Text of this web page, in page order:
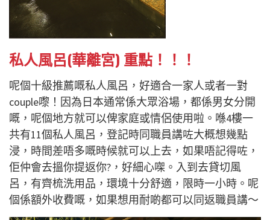
私人風呂(華離宮) 重點！！！
呢個十級推薦嘅私人風呂，好適合一家人或者一對
couple嚟！因為日本通常係大眾浴場，都係男女分開
嘅，呢個地方就可以俾家庭或情侶使用啦。喺4樓一
共有11個私人風呂，登記時同職員講咗大概想幾點
浸，時間差唔多嘅時候就可以上去，如果唔記得咗，
佢仲會去搵你提返你?，好細心㗎。入到去貸切風
呂，有齊梳洗用品，環境十分舒適，限時一小時。呢
個係額外收費嘅，如果想用耐啲都可以同返職員講～